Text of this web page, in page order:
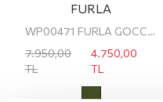
FURLA
WP00471 FURLA GOCCIA L ZIP AROUND
7.950,00
TL
4.750,00
TL